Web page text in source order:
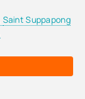
Saint Suppapong